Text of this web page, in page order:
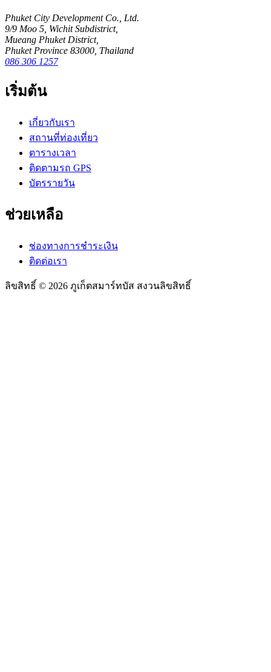
Phuket City Development Co., Ltd.
9/9 Moo 5, Wichit Subdistrict,
Mueang Phuket District,
Phuket Province 83000, Thailand
086 306 1257
เริ่มต้น
เกี่ยวกับเรา
สถานที่ท่องเที่ยว
ตารางเวลา
ติดตามรถ GPS
บัตรรายวัน
ช่วยเหลือ
ช่องทางการชำระเงิน
ติดต่อเรา
ลิขสิทธิ์ © 2026 ภูเก็ตสมาร์ทบัส สงวนลิขสิทธิ์